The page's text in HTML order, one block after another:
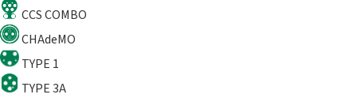
CCS COMBO
CHAdeMO
TYPE 1
TYPE 3A